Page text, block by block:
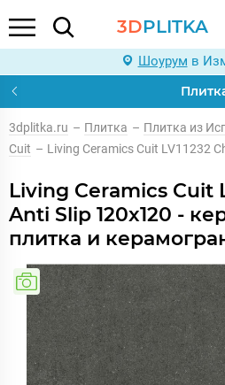
3DPLITKA
Шоурум в
3dplitka.ru – Плитка – Плитка из
Cuit – Living Ceramics Cuit LV11232
Living Ceramics Cuit
Anti Slip 120x120 -
плитка и